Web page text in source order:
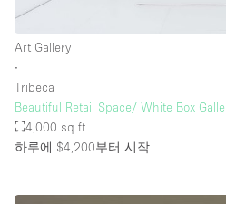
Art Gallery
∙
Tribeca
Beautiful Retail Space/ White Box
4,000 sq ft
하루에 $4,200부터 시작